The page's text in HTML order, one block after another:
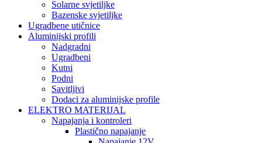
Solarne svjetiljke
Bazenske svjetiljke
Ugradbene utičnice
Aluminijski profili
Nadgradni
Ugradbeni
Kutni
Podni
Savitljivi
Dodaci za aluminijske profile
ELEKTRO MATERIJAL
Napajanja i kontroleri
Plastično napajanje